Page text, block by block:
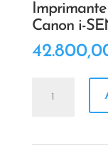
Canon i-
Imprimante